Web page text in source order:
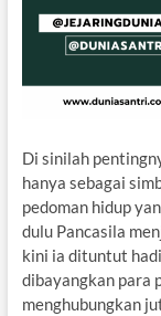
Di sinilah
hanya sebagai
pedoman hidup
dulu Pancasila
kini ia dituntut
dibayangkan para
menghubungkan